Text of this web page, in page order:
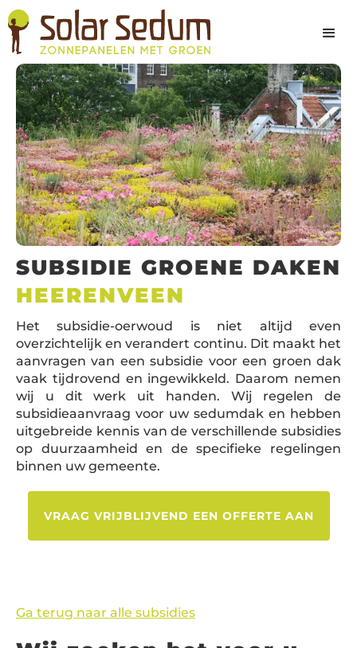
SUBSIDIE GROENE DAKEN
HEERENVEEN
Het subsidie-oerwoud is niet altijd even
overzichtelijk en verandert continu. Dit maakt het
aanvragen van een subsidie voor een groen dak
vaak tijdrovend en ingewikkeld. Daarom nemen
wij u dit werk uit handen. Wij regelen de
subsidieaanvraag voor uw sedumdak en hebben
uitgebreide kennis van de verschillende subsidies
op duurzaamheid en de specifieke regelingen
binnen uw gemeente.
VRAAG VRIJBLIJVEND EEN OFFERTE AAN
Ga terug naar alle subsidies